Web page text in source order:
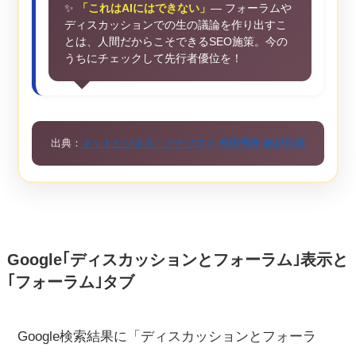
✨ 「これはAIにはできない」― フォーラムや
ディスカッションでの生の議論を作り出すこ
とは、人間だからこそできるSEO施策。今の
うちにチェックして先行者優位を！
出典： ネットビジネス・アナリスト 横田秀珠 解説動画
Google｢ディスカッションとフォーラム｣表示と
｢フォーラム｣タブ
Google検索結果に「ディスカッションとフォーラ